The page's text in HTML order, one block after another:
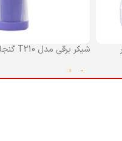
شیکر برقی مدل T210 گنجایش 0.4 لیتر
تومان